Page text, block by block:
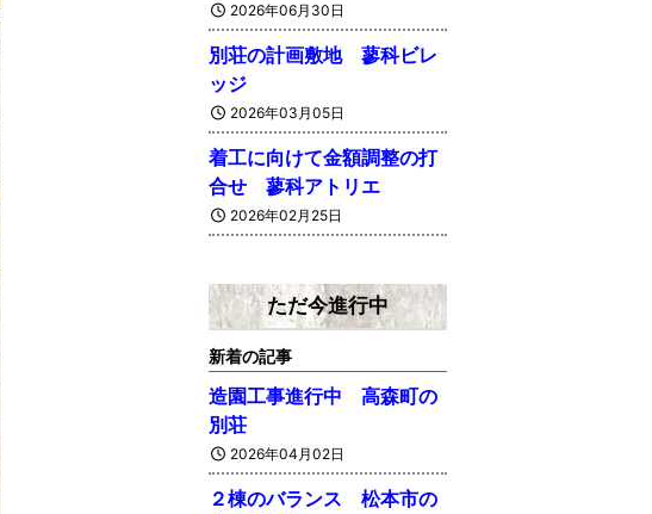
2026年06月30日
別荘の計画敷地 蓼科ビレ
ッジ
2026年03月05日
着工に向けて金額調整の打
合せ 蓼科アトリエ
2026年02月25日
ただ今進行中
新着の記事
造園工事進行中 高森町の
別荘
2026年04月02日
２棟のバランス 松本市の